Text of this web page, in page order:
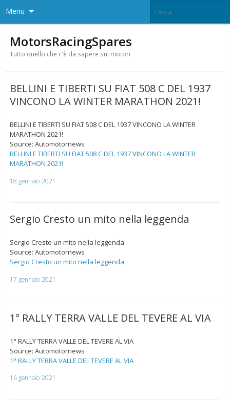
Menu
MotorsRacingSpares
Tutto quello che c'è da sapere sui motori
BELLINI E TIBERTI SU FIAT 508 C DEL 1937
VINCONO LA WINTER MARATHON 2021!
BELLINI E TIBERTI SU FIAT 508 C DEL 1937 VINCONO LA WINTER
MARATHON 2021!
Source: Automotornews
BELLINI E TIBERTI SU FIAT 508 C DEL 1937 VINCONO LA WINTER
MARATHON 2021!
18 gennaio 2021
Sergio Cresto un mito nella leggenda
Sergio Cresto un mito nella leggenda
Source: Automotornews
Sergio Cresto un mito nella leggenda
17 gennaio 2021
1° RALLY TERRA VALLE DEL TEVERE AL VIA
1° RALLY TERRA VALLE DEL TEVERE AL VIA
Source: Automotornews
1° RALLY TERRA VALLE DEL TEVERE AL VIA
16 gennaio 2021